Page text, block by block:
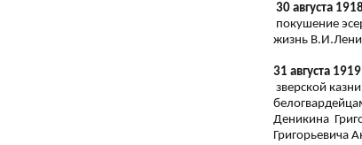
30 августа
покушение
жизнь
31 августа 1919
зверской казни
Деникина
Григорьевича